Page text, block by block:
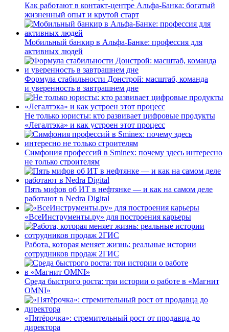
Как работают в контакт-центре Альфа-Банка: богатый
жизненный опыт и крутой старт
Мобильный банкир в Альфа-Банке: профессия для
активных людей
Формула стабильности Донстрой: масштаб, команда
и уверенность в завтрашнем дне
Не только юристы: кто развивает цифровые продукты
«Легалтэка» и как устроен этот процесс
Симфония профессий в Sminex: почему здесь интересно
не только строителям
Пять мифов об ИТ в нефтянке — и как на самом деле
работают в Nedra Digital
«ВсеИнструменты.ру» для построения карьеры
Работа, которая меняет жизнь: реальные истории
сотрудников продаж 2ГИС
Среда быстрого роста: три истории о работе в «Магнит
OMNI»
«Пятёрочка»: стремительный рост от продавца до
директора